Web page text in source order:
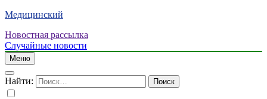
Медицинский
Новостная рассылка
Случайные новости
Меню
Найти: